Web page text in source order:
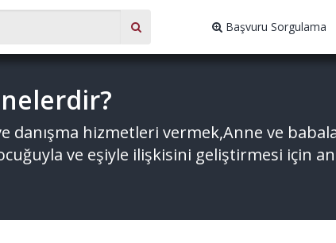
Başvuru Sorgulama
hizmetleri vermek,Anne ve
ve eşiyle ilişkisini geliştirmesi için